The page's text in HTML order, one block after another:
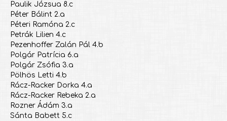
Paulik Józsua 8.c
Péter Bálint 2.a
Péteri Ramóna 2.c
Petrák Lilien 4.c
Pezenhoffer Zalán Pál 4.b
Polgár Patrícia 6.a
Polgár Zsófia 3.a
Pölhös Letti 4.b
Rácz-Racker Dorka 4.a
Rácz-Racker Rebeka 2.a
Rozner Ádám 3.a
Sánta Babett 5.c